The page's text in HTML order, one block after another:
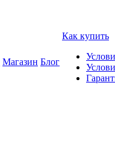
Магазин Блог
Как купить